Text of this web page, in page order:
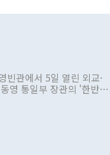
관에서 5일 열린 외교·
영 통일부 장관의 '한반도
책으로 추진하겠다고 공
내놨다. 그동안 정 장